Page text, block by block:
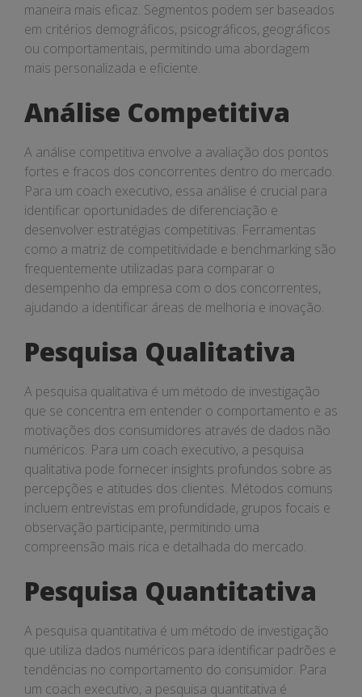
maneira mais eficaz. Segmentos podem ser baseados
em critérios demográficos, psicográficos, geográficos
ou comportamentais, permitindo uma abordagem
mais personalizada e eficiente.
Análise Competitiva
A análise competitiva envolve a avaliação dos pontos
fortes e fracos dos concorrentes dentro do mercado.
Para um coach executivo, essa análise é crucial para
identificar oportunidades de diferenciação e
desenvolver estratégias competitivas. Ferramentas
como a matriz de competitividade e benchmarking são
frequentemente utilizadas para comparar o
desempenho da empresa com o dos concorrentes,
ajudando a identificar áreas de melhoria e inovação.
Pesquisa Qualitativa
A pesquisa qualitativa é um método de investigação
que se concentra em entender o comportamento e as
motivações dos consumidores através de dados não
numéricos. Para um coach executivo, a pesquisa
qualitativa pode fornecer insights profundos sobre as
percepções e atitudes dos clientes. Métodos comuns
incluem entrevistas em profundidade, grupos focais e
observação participante, permitindo uma
compreensão mais rica e detalhada do mercado.
Pesquisa Quantitativa
A pesquisa quantitativa é um método de investigação
que utiliza dados numéricos para identificar padrões e
tendências no comportamento do consumidor. Para
um coach executivo, a pesquisa quantitativa é